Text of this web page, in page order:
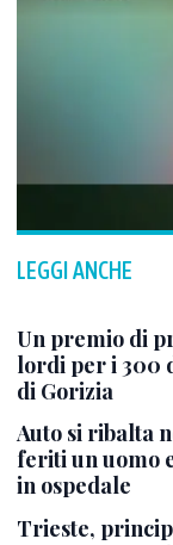
LEGGI ANCHE
Un premio di
lordi per i 300
di Gorizia
Auto si ribalta
feriti un uomo
in ospedale
Trieste,